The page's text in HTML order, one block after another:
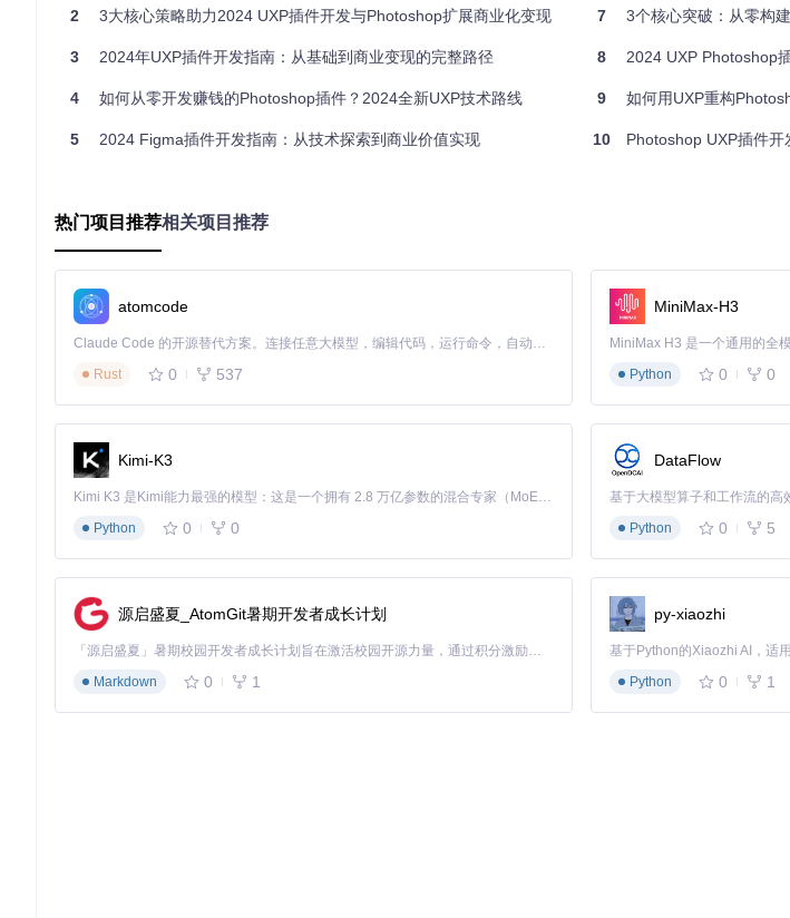
如何解决UXP开发中的核心技术痛点？
UXP开发过程中，开发者常面临权限管理、性能优化和API兼容性等挑战。以下是针对这些痛点的解决方案
技术挑战 解决方案
实
API版本兼容性
实施特性检测与优雅降级
内存占用过高
优化资源加载与缓存策略 const cache = new Map(); /* 实现
如何配置package.json确保插件正常工作？
package.json是UXP插件的核心配置文件，正确设置能避免90%的构建问题。以下是2024年最新的配置示
"main": "index.js"
"type"
"scripts":
{
"watch"
"webpack --watch --mode development"
"dependencies": {
"@spectrum-web-components/theme"
"@adobe/uxp-photoshop": "^5.0.0"
"devDependencies"
{
"@uxp/widgets": "^1.1.0",
2 3大核心策略助力2024 UXP插件开发与Photoshop扩展商业化变现
3 2024年UXP插件开发指南：从基础到商业变现的完整路径
4 如何从零开发赚钱的Photoshop插件？2024全新UXP技术路线
5 2024 Figma插件开发指南：从技术探索到商业价值实现
7 3个核心突破：从零构
8 2024 UXP Photoshop
9 如何用UXP重构
10 Photoshop UXP插件
热门项目推荐相关项目推荐
atomcode
Claude Code 的开源替代方案。连接任意大模型，编辑代码，运行命令，自动验证 — 全自动执行。用 Rust 构建，极致性能。 ｜ An open-source alternative to Claude Code. Connect any LLM, edit code, run commands, and verify changes — autonomously. Built in Rust for speed. Get Started
Rust
0 537
MiniMax-H3
Python
0 0
Kimi-K3
Kimi K3 是Kimi能力最强的模型：这是一个拥有 2.8 万亿参数的混合专家（MoE）模型，具备原生视觉理解能力，并支持 100 万 token 的上下文窗口。
Python
0 0
DataFlow
基于大模型算子和工作流的高
Python
0 5
源启盛夏_AtomGit暑期开发者成长计划
「源启盛夏」暑期校园开发者成长计划旨在激活校园开源力量，通过积分激励、认证扶持、资源倾斜等形式，引导高校组织和开发者完成「入驻 — 建项目 — 做贡献 — 获认证 — 得资源」的完整闭环。无论你是想带领社团入驻平台的组织者，还是希望用代码贡献证明自己的开发者，都能在这里找到属于你的成长路径。
Markdown
0 1
py-xiaozhi
Python
0 1